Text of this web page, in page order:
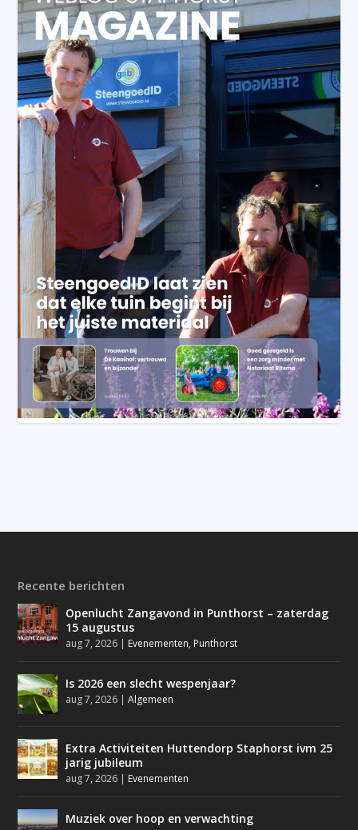
Recente berichten
Openlucht Zangavond in Punthorst – zaterdag
15 augustus
aug 7, 2026 | Evenementen, Punthorst
Is 2026 een slecht wespenjaar?
aug 7, 2026 |Algemeen
Extra Activiteiten Huttendorp Staphorst ivm 25
jarig jubileum
aug 7, 2026 | Evenementen
Muziek over hoop en verwachting